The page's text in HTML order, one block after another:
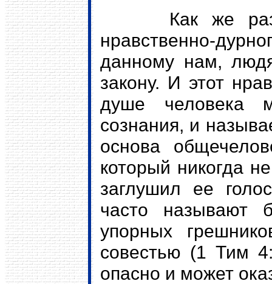
Как же
нравственно-
данному нам,
закону. И этот
душе человека
сознания, и
основа
который никогда
заглушил ее
часто называют
упорных
совестью (1 Тим
опасно и может